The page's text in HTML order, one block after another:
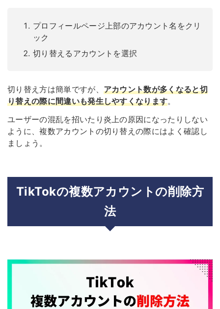
プロフィールページ上部のアカウント名をクリ
ック
切り替えるアカウントを選択
切り替え方は簡単ですが、 アカウント数が多くなると切
り替えの際に間違いも発生しやすくなります。
ユーザーの混乱を招いたり炎上の原因になったりしない
ように、複数アカウントの切り替えの際にはよく確認し
ましょう。
TikTokの複数アカウントの削除方
法